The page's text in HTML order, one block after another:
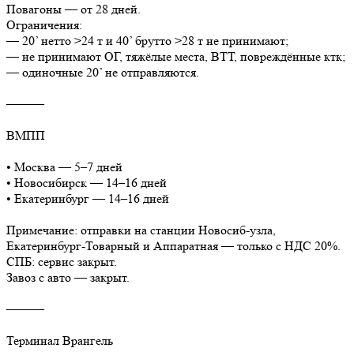
Повагоны — от 28 дней.
Ограничения:
— 20’ нетто >24 т и 40’ брутто >28 т не принимают;
— не принимают ОГ, тяжёлые места, ВТТ, повреждённые ктк;
— одиночные 20’ не отправляются.
⸻
ВМПП
• Москва — 5–7 дней
• Новосибирск — 14–16 дней
• Екатеринбург — 14–16 дней
Примечание: отправки на станции Новосиб-узла,
Екатеринбург-Товарный и Аппаратная — только с НДС 20%.
СПБ: сервис закрыт.
Завоз с авто — закрыт.
⸻
Терминал Врангель